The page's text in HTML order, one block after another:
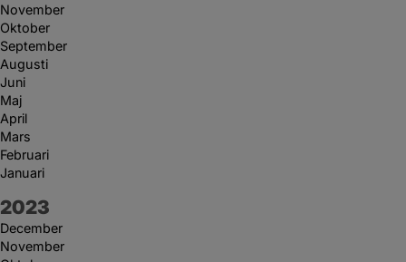
November
Oktober
September
Augusti
Juni
Maj
April
Mars
Februari
Januari
År:
2023
December
November